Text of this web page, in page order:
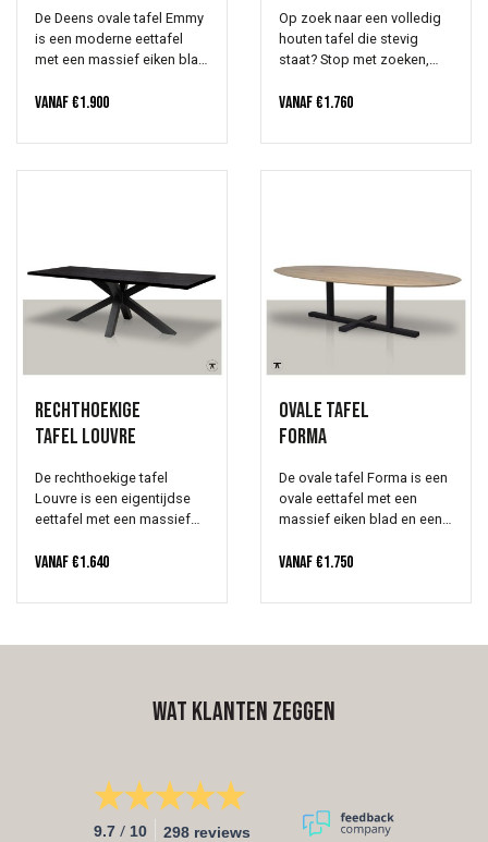
De Deens ovale tafel Emmy
is een moderne eettafel
met een massief eiken blad
onderstel. Het verfijnde
uit twee staanders met een
gepoedercoat worden in
iedere gewenste RAL kleur.
Vanaf€1.900
Op zoek naar een volledig
houten tafel die stevig
staat? Stop met zoeken,
in jouw interieur. Zowel het
is 4cm dik. De
wensen.
Vanaf€1.760
Rechthoekige
tafel Louvre
De rechthoekige tafel
Louvre is een eigentijdse
eettafel met een massief
hout en een matrix
het onderstel zijn 8x4 cm en
matrix kan niet alleen in
onze toonkamers De dikte
afgewerkt in de gewenste
kleur. Stel zo je tafel samen
welke helemaal past bij
Vanaf€1.640
Ovale tafel
Forma
De ovale tafel Forma is een
ovale eettafel met een
massief eiken blad en een
kiezen uit drie dikten
cm, 4 cm of 5cm dik en
afgewerkt in de gewenste
zeer goed beschermd zijn
van metaal en
gepoedercoat worden in
Vanaf€1.750
Wat klanten zeggen
9.7 / 10 298 reviews